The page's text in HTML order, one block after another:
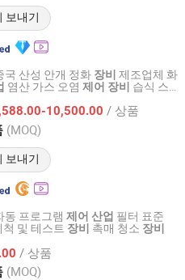
보내기
국 산성 안개 정화 장비 제조업체 화
염산 가스 오염 제어 장비
습식 스
10,500.00 / 상품
(MOQ)
보내기
Trade Co., Ltd.
이후 2022
동 프로그램 제어 산업 필터 표준
척 및 테스트 장비 촉매 청소 장비
/ 상품
(MOQ)
Ltd.
후 2022